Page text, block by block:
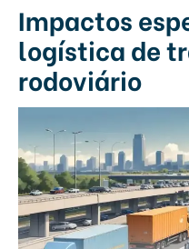
Impactos
logística de
rodoviário